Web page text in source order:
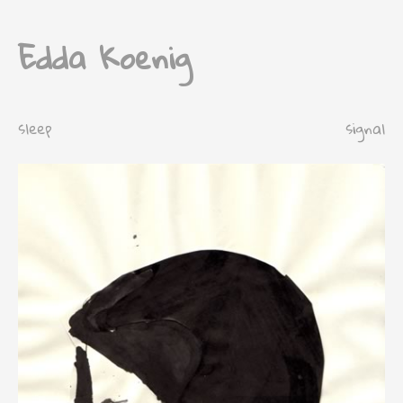
Edda Koenig
sleep signal